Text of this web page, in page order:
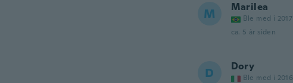
M Marilea
Ble med i 2017
ca. 5 år siden
D Dory
Ble med i 2016